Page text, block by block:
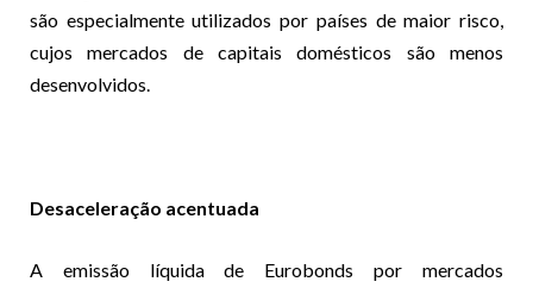
são especialmente utilizados por países de maior risco,
cujos mercados de capitais domésticos são menos
desenvolvidos.
Desaceleração acentuada
A emissão líquida de Eurobonds por mercados